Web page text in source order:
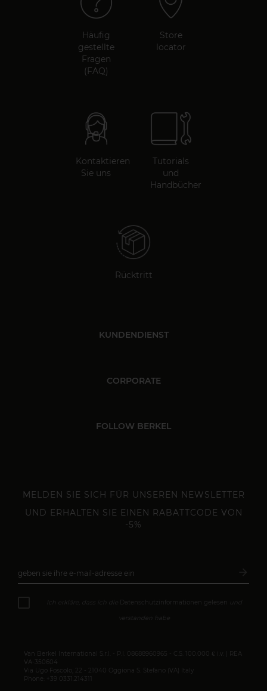
Häufig
gestellte
Fragen
(FAQ)
Store
locator
Kontaktieren
Sie uns
Tutorials
und
Handbücher
Rücktritt
KUNDENDIENST
CORPORATE
FOLLOW BERKEL
MELDEN SIE SICH FÜR UNSEREN NEWSLETTER
UND ERHALTEN SIE EINEN RABATTCODE VON
-5%
geben sie ihre e-mail-adresse ein
Ich erkläre, dass ich die Datenschutzinformationen gelesen
und
verstanden habe
Van Berkel International S.r.l. - P.I. 08688960965 - C.S. 100.000 € i.v. | REA
VA-350604
Via Ugo Foscolo, 22 - 21040 Oggiona S. Stefano (VA) Italy
Phone: +39 0331.214311